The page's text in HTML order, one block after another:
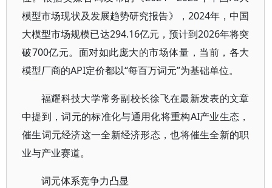
模型市场现状及发展趋势研究报告》，2024年，中国
大模型市场规模已达294.16亿元，预计到2026年将突
破700亿元。面对如此庞大的市场体量，当前，各大
模型厂商的API定价都以“每百万词元”为基础单位。
福耀科技大学常务副校长徐飞在最新发表的文章
中提到，词元的标准化与通用化将重构AI产业生态，
催生词元经济这一全新经济形态，也将催生全新的职
业与产业赛道。
词元体系竞争力凸显